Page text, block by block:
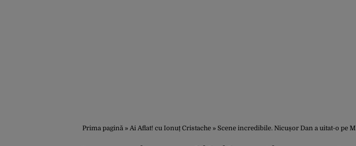
Prima pagină » Ai Aflat! cu Ionuț Cristache » Scene incredibile. Nicușor Dan a uitat-o pe